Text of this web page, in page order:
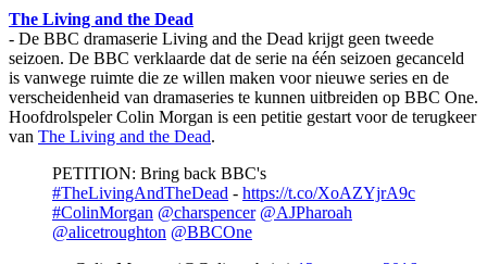
The Living and the Dead
- De BBC dramaserie Living and the Dead krijgt geen tweede
seizoen. De BBC verklaarde dat de serie na één seizoen gecanceld
is vanwege ruimte die ze willen maken voor nieuwe series en de
verscheidenheid van dramaseries te kunnen uitbreiden op BBC One.
Hoofdrolspeler Colin Morgan is een petitie gestart voor de terugkeer
van The Living and the Dead.
PETITION: Bring back BBC's
#TheLivingAndTheDead - https://t.co/XoAZYjrA9c
#ColinMorgan @charspencer @AJPharoah
@alicetroughton @BBCOne